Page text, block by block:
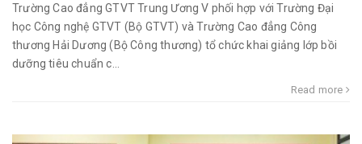
Trường Cao đẳng GTVT Trung Ương V phối hợp với Trường Đại
học Công nghệ GTVT (Bộ GTVT) và Trường Cao đẳng Công
thương Hải Dương (Bộ Công thương) tổ chức khai giảng lớp bồi
dưỡng tiêu chuẩn c...
Read more